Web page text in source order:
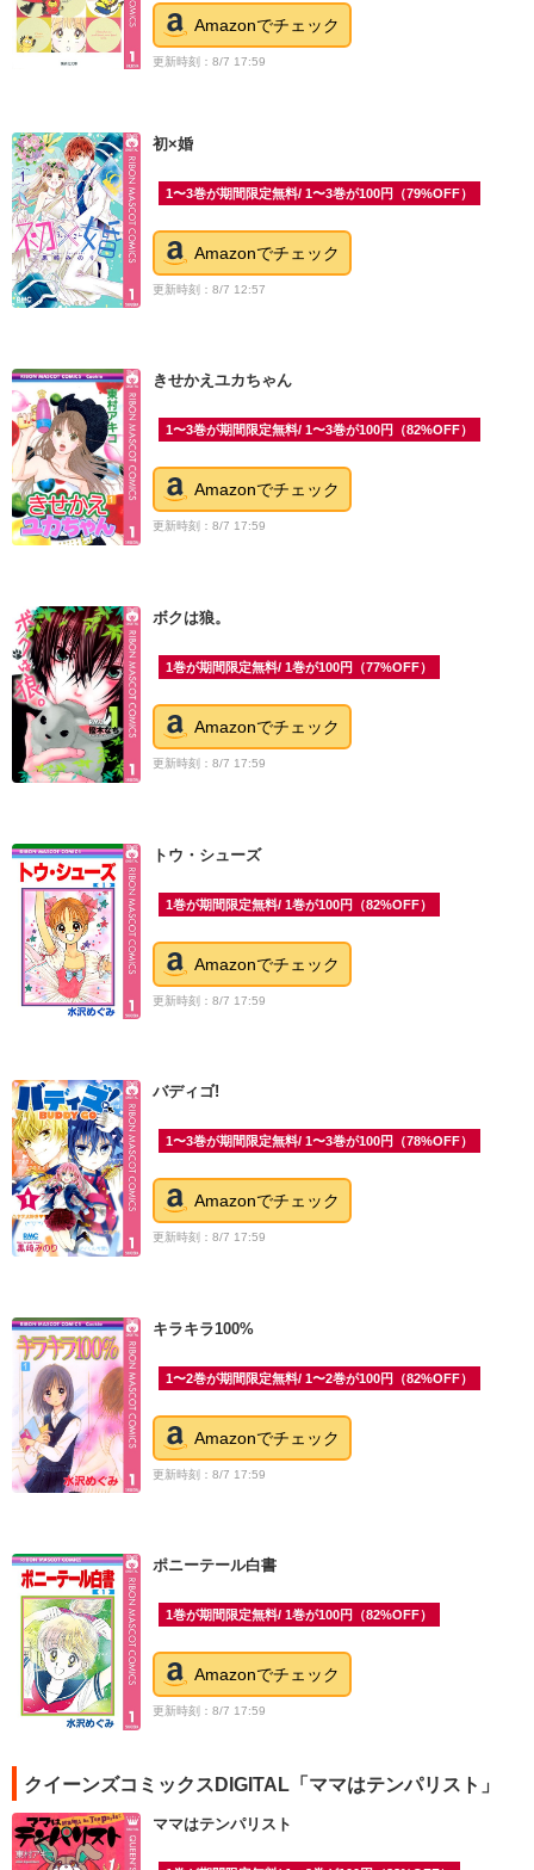
Amazonでチェック
更新時刻：8/7 17:59
初×婚
1〜3巻が期間限定無料/ 1〜3巻が100円（79%OFF）
Amazonでチェック
更新時刻：8/7 12:57
きせかえユカちゃん
1〜3巻が期間限定無料/ 1〜3巻が100円（82%OFF）
Amazonでチェック
更新時刻：8/7 17:59
ボクは狼。
1巻が期間限定無料/ 1巻が100円（77%OFF）
Amazonでチェック
更新時刻：8/7 17:59
トウ・シューズ
1巻が期間限定無料/ 1巻が100円（82%OFF）
Amazonでチェック
更新時刻：8/7 17:59
バディゴ!
1〜3巻が期間限定無料/ 1〜3巻が100円（78%OFF）
Amazonでチェック
更新時刻：8/7 17:59
キラキラ100%
1〜2巻が期間限定無料/ 1〜2巻が100円（82%OFF）
Amazonでチェック
更新時刻：8/7 17:59
ポニーテール白書
1巻が期間限定無料/ 1巻が100円（82%OFF）
Amazonでチェック
更新時刻：8/7 17:59
クイーンズコミックスDIGITAL「ママはテンパリスト」
ママはテンパリスト